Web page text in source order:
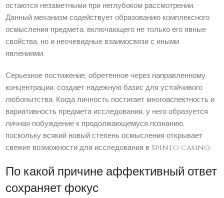
остаются незаметными при неглубоком рассмотрении.
Данный механизм содействует образованию комплексного
осмысления предмета, включающего не только его явные
свойства, но и неочевидные взаимосвязи с иными
явлениями.
Серьезное постижение, обретенное через направленному
концентрации, создает надежную базис для устойчивого
любопытства. Когда личность постигает многоаспектность и
вариативность предмета исследования, у него образуется
личная побуждение к продолжающемуся познанию,
поскольку всякий новый степень осмысления открывает
свежие возможности для исследования в Spinto casino.
По какой причине аффективный ответ
сохраняет фокус